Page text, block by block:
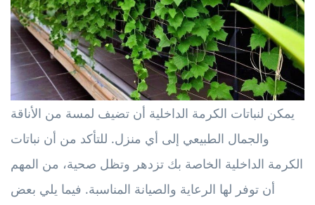
يمكن لنباتات الكرمة الداخلية أن تضيف لمسة من الأناقة
والجمال الطبيعي إلى أي منزل. للتأكد من أن نباتات
الكرمة الداخلية الخاصة بك تزدهر وتظل صحية، من المهم
أن توفر لها الرعاية والصيانة المناسبة. فيما يلي بعض